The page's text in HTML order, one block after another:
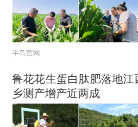
半岛官网
鲁花花生蛋白肽肥落地江
乡测产增产近两成